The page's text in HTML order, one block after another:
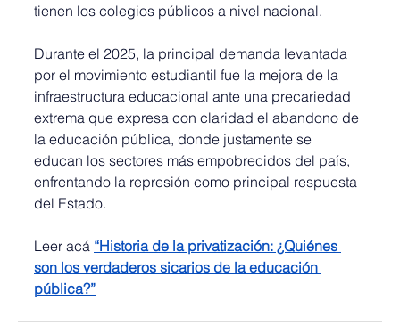
tienen los colegios públicos a nivel nacional.
Durante el 2025, la principal demanda levantada
por el movimiento estudiantil fue la mejora de la
infraestructura educacional ante una precariedad
extrema que expresa con claridad el abandono de
la educación pública, donde justamente se
educan los sectores más empobrecidos del país,
enfrentando la represión como principal respuesta
del Estado.
Leer acá “Historia de la privatización: ¿Quiénes
son los verdaderos sicarios de la educación
pública?”